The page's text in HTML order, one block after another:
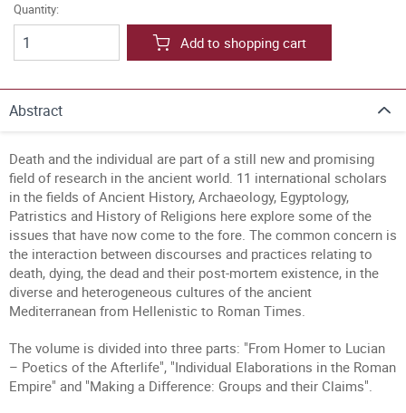
Quantity:
Add to shopping cart
Abstract
Death and the individual are part of a still new and promising
field of research in the ancient world. 11 international scholars
in the fields of Ancient History, Archaeology, Egyptology,
Patristics and History of Religions here explore some of the
issues that have now come to the fore. The common concern is
the interaction between discourses and practices relating to
death, dying, the dead and their post-mortem existence, in the
diverse and heterogeneous cultures of the ancient
Mediterranean from Hellenistic to Roman Times.
The volume is divided into three parts: "From Homer to Lucian
– Poetics of the Afterlife", "Individual Elaborations in the Roman
Empire" and "Making a Difference: Groups and their Claims".